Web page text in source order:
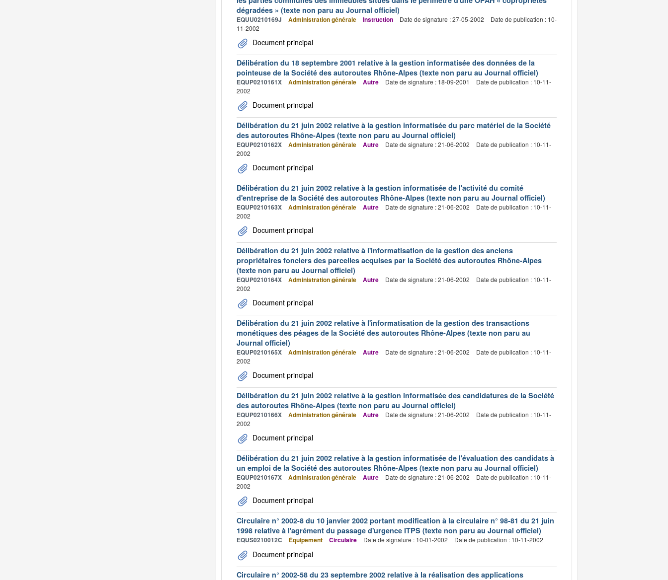
dégradées » (texte non paru au Journal officiel)
EQUU0210169J Administration générale Instruction Date de signature : 27-05-2002
Date de publication : 10-
11-2002
Document principal
Délibération du 18 septembre 2001 relative à la gestion informatisée des données de la
pointeuse de la Société des autoroutes Rhône-Alpes (texte non paru au Journal officiel)
EQUP0210161X Administration générale Autre Date de signature : 18-09-2001
Date de publication : 10-11-
2002
Document principal
Délibération du 21 juin 2002 relative à la gestion informatisée du parc matériel de la Société
des autoroutes Rhône-Alpes (texte non paru au Journal officiel)
EQUP0210162X Administration générale Autre Date de signature : 21-06-2002
Date de publication : 10-11-
2002
Document principal
Délibération du 21 juin 2002 relative à la gestion informatisée de l'activité du comité
d'entreprise de la Société des autoroutes Rhône-Alpes (texte non paru au Journal officiel)
EQUP0210163X Administration générale Autre Date de signature : 21-06-2002
Date de publication : 10-11-
2002
Document principal
Délibération du 21 juin 2002 relative à l'informatisation de la gestion des anciens
propriétaires fonciers des parcelles acquises par la Société des autoroutes Rhône-Alpes
(texte non paru au Journal officiel)
EQUP0210164X Administration générale Autre Date de signature : 21-06-2002
Date de publication : 10-11-
2002
Document principal
Délibération du 21 juin 2002 relative à l'informatisation de la gestion des transactions
monétiques des péages de la Société des autoroutes Rhône-Alpes (texte non paru au
Journal officiel)
EQUP0210165X Administration générale Autre Date de signature : 21-06-2002
Date de publication : 10-11-
2002
Document principal
Délibération du 21 juin 2002 relative à la gestion informatisée des candidatures de la Société
des autoroutes Rhône-Alpes (texte non paru au Journal officiel)
EQUP0210166X Administration générale Autre Date de signature : 21-06-2002
Date de publication : 10-11-
2002
Document principal
Délibération du 21 juin 2002 relative à la gestion informatisée de l'évaluation des candidats à
un emploi de la Société des autoroutes Rhône-Alpes (texte non paru au Journal officiel)
EQUP0210167X Administration générale Autre Date de signature : 21-06-2002
Date de publication : 10-11-
2002
Document principal
Circulaire n° 2002-8 du 10 janvier 2002 portant modification à la circulaire n° 98-81 du 21 juin
1998 relative à l'agrément du passage d'urgence ITPS (texte non paru au Journal officiel)
EQUS0210012C Équipement Circulaire Date de signature : 10-01-2002 Date de publication : 10-11-2002
Document principal
Circulaire n° 2002-58 du 23 septembre 2002 relative à la réalisation des applications